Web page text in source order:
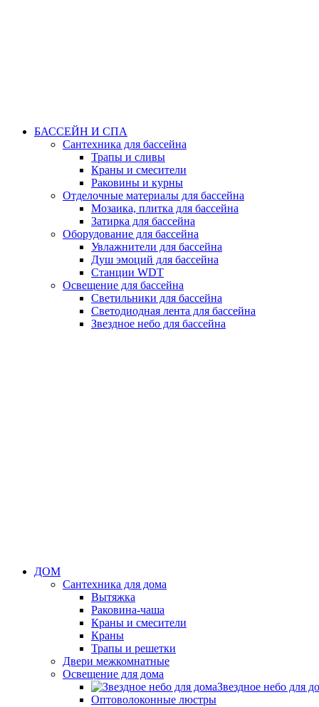
БАССЕЙН И СПА
Сантехника для бассейна
Трапы и сливы
Краны и смесители
Раковины и курны
Отделочные материалы для бассейна
Мозаика, плитка для бассейна
Затирка для бассейна
Оборудование для бассейна
Увлажнители для бассейна
Душ эмоций для бассейна
Станции WDT
Освещение для бассейна
Светильники для бассейна
Светодиодная лента для бассейна
Звездное небо для бассейна
ДОМ
Сантехника для дома
Вытяжка
Раковина-чаша
Краны и смесители
Краны
Трапы и решетки
Двери межкомнатные
Освещение для дома
Звездное небо для
Оптоволоконные люстры